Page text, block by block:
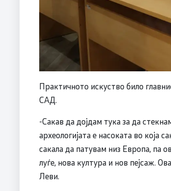
Практичното искуство било
САД.
-Сакав да дојдам тука за да
археологијата е насоката во која
сакала да патувам низ Европа, па
луѓе, нова култура и нов пејсаж.
Леви.